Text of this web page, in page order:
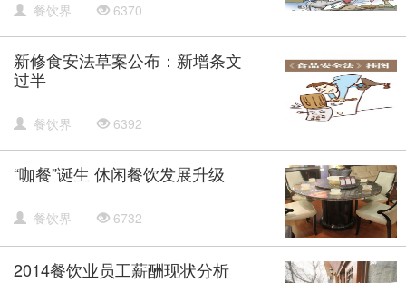
餐饮界 6370
新修食安法草案公布：新增条文
过半
餐饮界 6392
“咖餐”诞生 休闲餐饮发展升级
餐饮界 6732
2014餐饮业员工薪酬现状分析